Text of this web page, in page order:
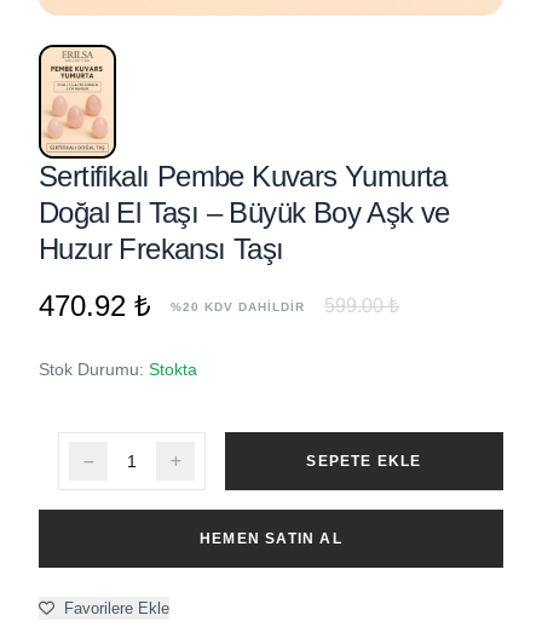
Sertifikalı Pembe Kuvars Yumurta
Doğal El Taşı – Büyük Boy Aşk ve
Huzur Frekansı Taşı
470.92 ₺
%20 KDV DAHİLDİR 599.00 ₺
Stok Durumu: Stokta
SEPETE EKLE
HEMEN SATIN AL
Favorilere Ekle